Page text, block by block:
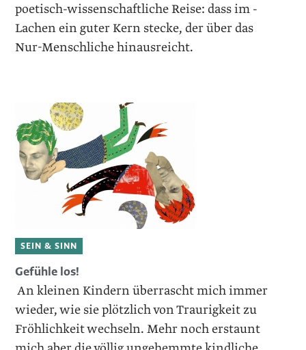
poetisch-wissenschaftliche Reise: dass im ­
Lachen ein guter Kern stecke, der über das
Nur-Menschliche hinausreicht.
SEIN & SINN
Gefühle los!
An kleinen Kindern überrascht mich immer
wieder, wie sie plötzlich von Traurigkeit zu
Fröhlichkeit wechseln. Mehr noch erstaunt